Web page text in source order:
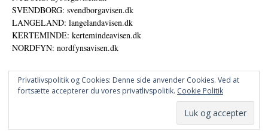
SVENDBORG: svendborgavisen.dk
LANGELAND: langelandavisen.dk
KERTEMINDE: kertemindeavisen.dk
NORDFYN: nordfynsavisen.dk
© DANSKE DIGITALE MEDIER A/S - NYHEDER, ANALYSER OG PERSPEKTIVER
Privatlivspolitik og Cookies: Denne side anvender Cookies. Ved at
fortsætte accepterer du vores privatlivspolitik. Cookie Politik